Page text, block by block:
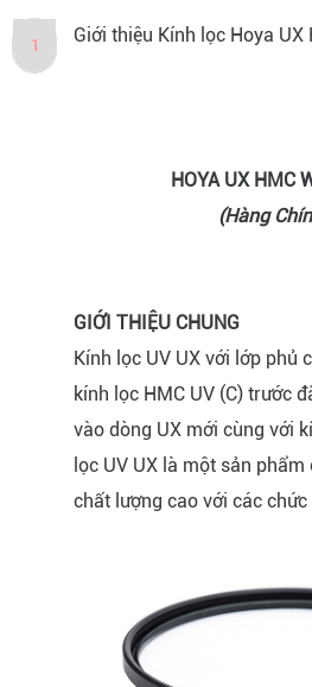
1 Giới thiệu Kính lọc Hoya UX
HOYA UX HMC
(Hàng
GIỚI THIỆU CHUNG
Kính lọc UV UX với lớp phủ
kính lọc HMC UV (C) trước
vào dòng UX mới cùng với
lọc UV UX là một sản
chất lượng cao với các